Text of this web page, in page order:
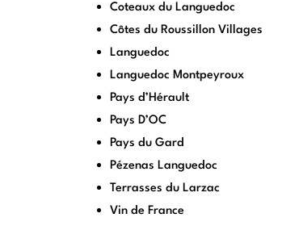
Coteaux du Languedoc
Côtes du Roussillon Villages
Languedoc
Languedoc Montpeyroux
Pays d’Hérault
Pays D’OC
Pays du Gard
Pézenas Languedoc
Terrasses du Larzac
Vin de France